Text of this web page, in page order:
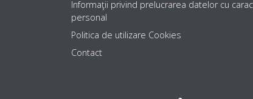
Informaţii privind prelucrarea datelor cu
personal
Politica de utilizare Cookies
Contact